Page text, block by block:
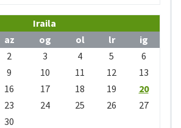
Iraila
az og ol lr
ig
2 3 4 5
6
9 10 11 12
13
16 17 18 19
20
23 24 25 26
27
30